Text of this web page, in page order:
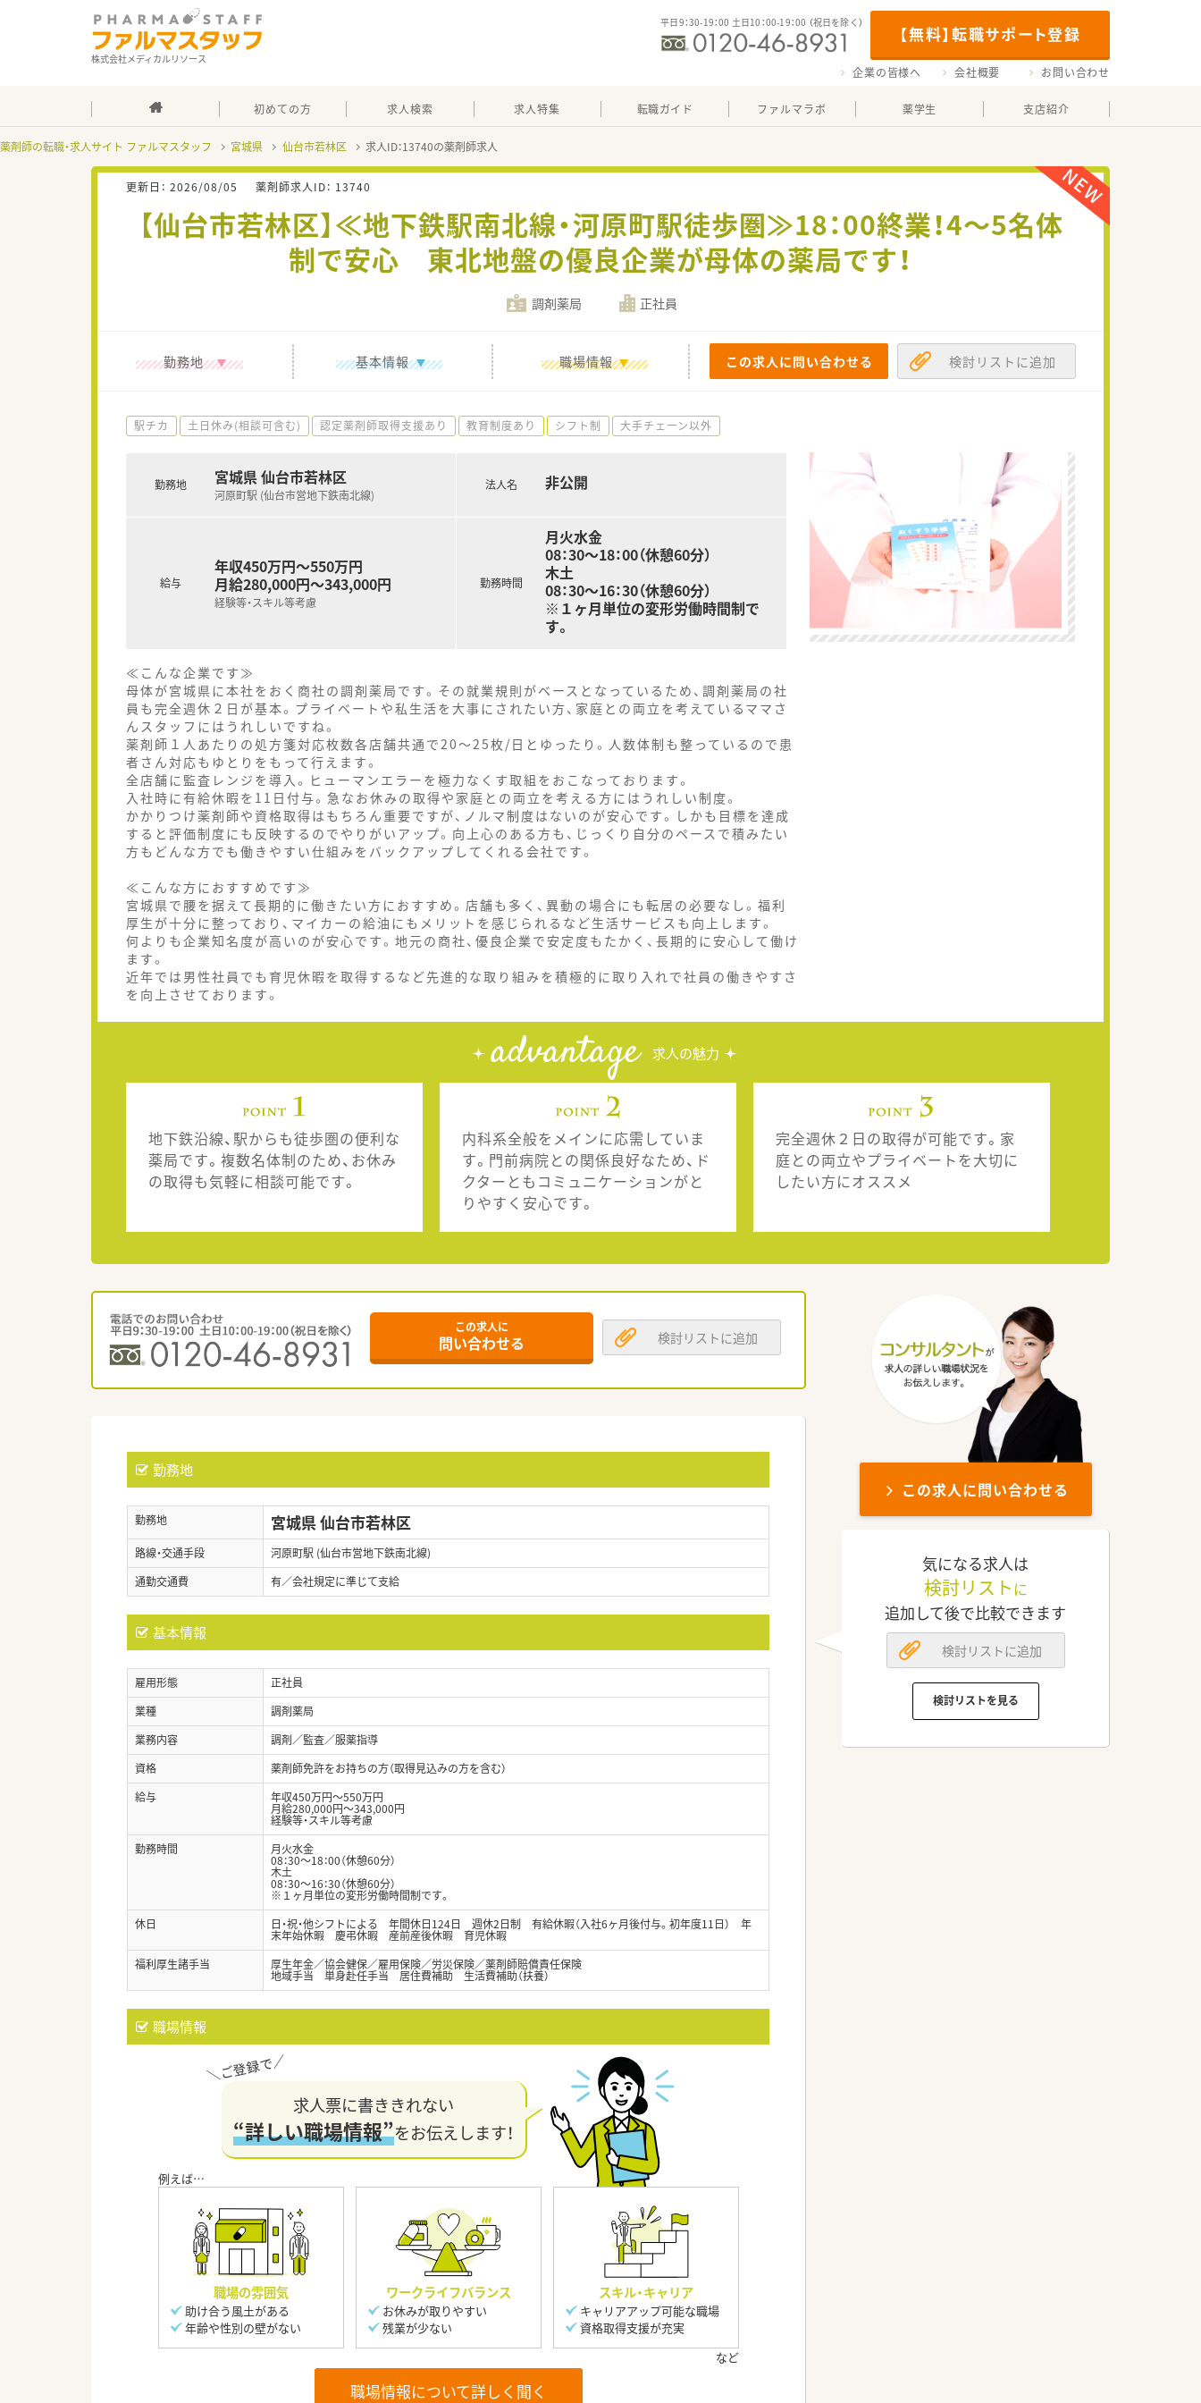
株式会社メディカルリソース
【無料】転職サポート登録
平日9：30-19：00 土日10：00-19：00 （祝日を除く）
企業の皆様へ 会社概要 お問い合わせ
初めての方 求人検索 求人特集 転職ガイド ファルマラボ 薬学生 支店紹介
薬剤師の転職・求人サイト ファルマスタッフ 宮城県 仙台市若林区 求人ID：13740の薬剤師求人
更新日： 2026/08/05 薬剤師求人ID： 13740
【仙台市若林区】≪地下鉄駅南北線・河原町駅徒歩圏≫18：00終業！4～5名体
制で安心 東北地盤の優良企業が母体の薬局です！
調剤薬局 正社員
勤務地 基本情報 職場情報 この求人に問い合わせる 検討リストに追加
駅チカ 土日休み(相談可含む) 認定薬剤師取得支援あり 教育制度あり シフト制 大手チェーン以外
勤務地 宮城県 仙台市若林区
河原町駅 (仙台市営地下鉄南北線)
給与
年収450万円～550万円
月給280,000円～343,000円
経験等・スキル等考慮
法人名 非公開
勤務時間
月火水金
08：30～18：00（休憩60分）
木土
08：30～16：30（休憩60分）
※１ヶ月単位の変形労働時間制で
す。
≪こんな企業です≫
母体が宮城県に本社をおく商社の調剤薬局です。その就業規則がベースとなっているため、調剤薬局の社
員も完全週休２日が基本。プライベートや私生活を大事にされたい方、家庭との両立を考えているママさ
んスタッフにはうれしいですね。
薬剤師１人あたりの処方箋対応枚数各店舗共通で20～25枚/日とゆったり。人数体制も整っているので患
者さん対応もゆとりをもって行えます。
全店舗に監査レンジを導入。ヒューマンエラーを極力なくす取組をおこなっております。
入社時に有給休暇を11日付与。急なお休みの取得や家庭との両立を考える方にはうれしい制度。
かかりつけ薬剤師や資格取得はもちろん重要ですが、ノルマ制度はないのが安心です。しかも目標を達成
すると評価制度にも反映するのでやりがいアップ。向上心のある方も、じっくり自分のペースで積みたい
方もどんな方でも働きやすい仕組みをバックアップしてくれる会社です。
≪こんな方におすすめです≫
宮城県で腰を据えて長期的に働きたい方におすすめ。店舗も多く、異動の場合にも転居の必要なし。福利
厚生が十分に整っており、マイカーの給油にもメリットを感じられるなど生活サービスも向上します。
何よりも企業知名度が高いのが安心です。地元の商社、優良企業で安定度もたかく、長期的に安心して働け
ます。
近年では男性社員でも育児休暇を取得するなど先進的な取り組みを積極的に取り入れで社員の働きやすさ
を向上させております。
advantage 求人の魅力
地下鉄沿線、駅からも徒歩圏の便利な
薬局です。複数名体制のため、お休み
の取得も気軽に相談可能です。
内科系全般をメインに応需していま
す。門前病院との関係良好なため、ド
クターともコミュニケーションがと
りやすく安心です。
完全週休２日の取得が可能です。家
庭との両立やプライベートを大切に
したい方にオススメ
この求人に
問い合わせる 検討リストに追加
勤務地
勤務地 宮城県 仙台市若林区
路線・交通手段
河原町駅 (仙台市営地下鉄南北線)
通勤交通費
有／会社規定に準じて支給
基本情報
雇用形態
正社員
業種
調剤薬局
業務内容
調剤／監査／服薬指導
資格
薬剤師免許をお持ちの方（取得見込みの方を含む）
給与
年収450万円～550万円
月給280,000円～343,000円
経験等・スキル等考慮
勤務時間
月火水金
08：30～18：00（休憩60分）
木土
08：30～16：30（休憩60分）
※１ヶ月単位の変形労働時間制です。
休日
日・祝・他シフトによる 年間休日124日 週休2日制 有給休暇（入社6ヶ月後付与。初年度11日） 年
末年始休暇 慶弔休暇 産前産後休暇 育児休暇
福利厚生諸手当
厚生年金／協会健保／雇用保険／労災保険／薬剤師賠償責任保険
地域手当 単身赴任手当 居住費補助 生活費補助（扶養）
職場情報
求人票に書ききれない
“詳しい職場情報”をお伝えします！
職場の雰囲気
助け合う風土がある
年齢や性別の壁がない
ワークライフバランス
お休みが取りやすい
残業が少ない
スキル・キャリア
キャリアアップ可能な職場
資格取得支援が充実
職場情報について詳しく聞く
この求人に問い合わせる
気になる求人は
検討リスト に
追加して後で比較できます
検討リストに追加
検討リストを見る